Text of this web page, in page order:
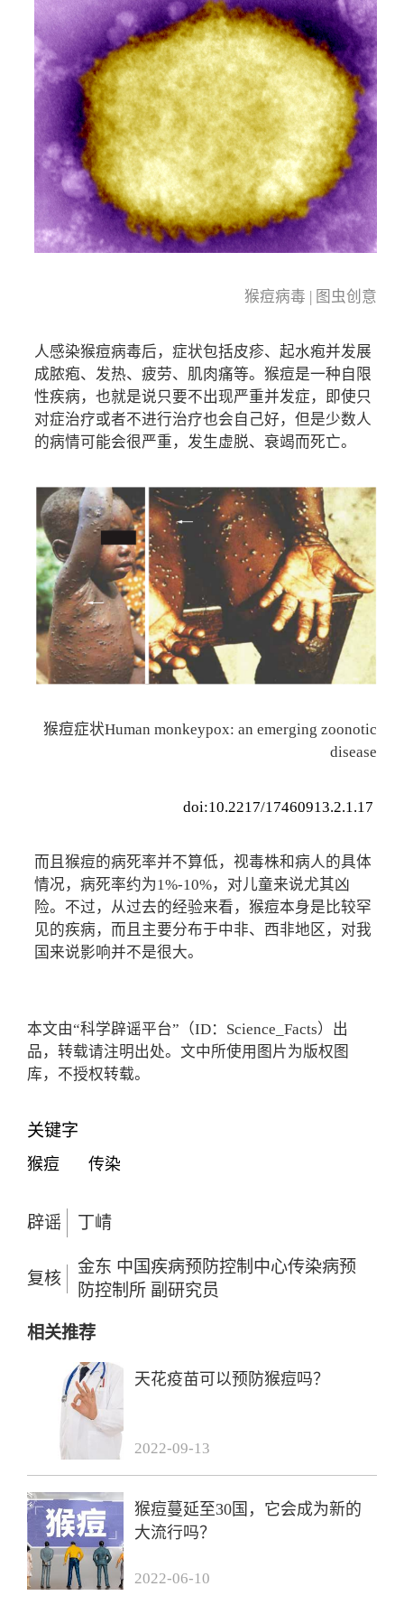
猴痘病毒 | 图虫创意
人感染猴痘病毒后，症状包括皮疹、起水疱并发展
成脓疱、发热、疲劳、肌肉痛等。猴痘是一种自限
性疾病，也就是说只要不出现严重并发症，即使只
对症治疗或者不进行治疗也会自己好，但是少数人
的病情可能会很严重，发生虚脱、衰竭而死亡。
猴痘症状Human monkeypox: an emerging zoonotic
disease
doi:10.2217/17460913.2.1.17
而且猴痘的病死率并不算低，视毒株和病人的具体
情况，病死率约为1%-10%，对儿童来说尤其凶
险。不过，从过去的经验来看，猴痘本身是比较罕
见的疾病，而且主要分布于中非、西非地区，对我
国来说影响并不是很大。
本文由“科学辟谣平台”（ID：Science_Facts）出
品，转载请注明出处。文中所使用图片为版权图
库，不授权转载。
关键字
猴痘 传染
辟谣 丁崝
复核
金东 中国疾病预防控制中心传染病预
防控制所 副研究员
相关推荐
天花疫苗可以预防猴痘吗？
2022-09-13
猴痘蔓延至30国，它会成为新的
大流行吗？
2022-06-10